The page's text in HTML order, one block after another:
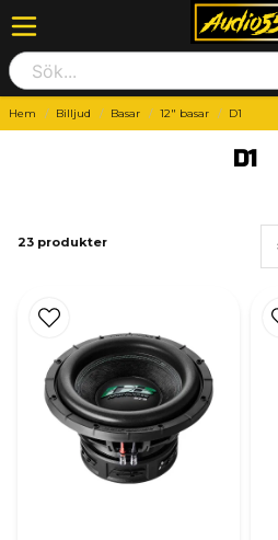
Hem Billjud Basar 12" basar D1
D1
23 produkter